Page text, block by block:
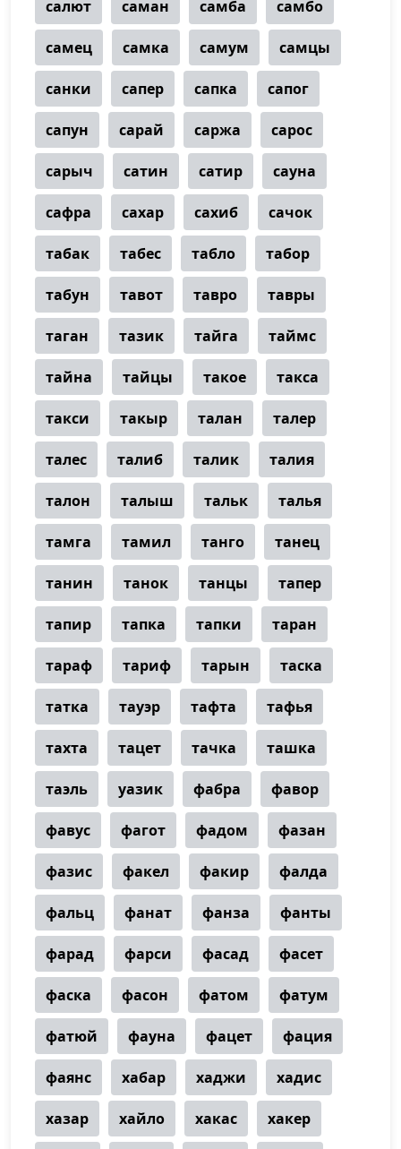
салют саман самба самбо
самец самка самум самцы
санки сапер сапка сапог
сапун сарай саржа сарос
сарыч сатин сатир сауна
сафра сахар сахиб сачок
табак табес табло табор
табун тавот тавро тавры
таган тазик тайга таймс
тайна тайцы такое такса
такси такыр талан талер
талес талиб талик талия
талон талыш тальк талья
тамга тамил танго танец
танин танок танцы тапер
тапир тапка тапки таран
тараф тариф тарын таска
татка тауэр тафта тафья
тахта тацет тачка ташка
таэль уазик фабра фавор
фавус фагот фадом фазан
фазис факел факир фалда
фальц фанат фанза фанты
фарад фарси фасад фасет
фаска фасон фатом фатум
фатюй фауна фацет фация
фаянс хабар хаджи хадис
хазар хайло хакас хакер